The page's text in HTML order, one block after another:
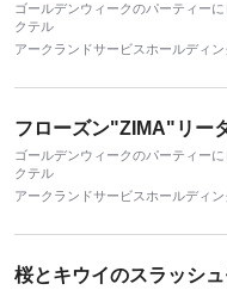
ゴールデンウィークのパーティー
クテル
アークランドサービスホールディ
フローズン"ZIMA"リー
ゴールデンウィークのパーティー
クテル
アークランドサービスホールディ
桜とキウイのスラッシュ